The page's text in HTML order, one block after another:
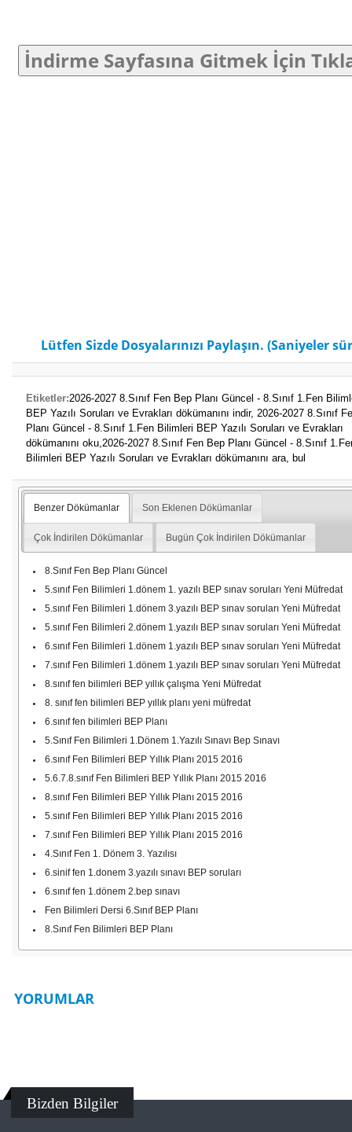
Lütfen Sizde Dosyalarınızı Paylaşın. (Saniyeler
Etiketler:2026-2027 8.Sınıf Fen Bep Planı Güncel - 8.Sınıf 1.Fen
BEP Yazılı Soruları ve Evrakları dökümanını indir, 2026-2027 8.Sınıf
Planı Güncel - 8.Sınıf 1.Fen Bilimleri BEP Yazılı Soruları ve Evrakları
dökümanını oku,2026-2027 8.Sınıf Fen Bep Planı Güncel - 8.Sınıf
Bilimleri BEP Yazılı Soruları ve Evrakları dökümanını ara, bul
Benzer Dökümanlar Son Eklenen Dökümanlar
Çok İndirilen Dökümanlar Bugün Çok İndirilen Dökümanlar
8.Sınıf Fen Bep Planı Güncel
5.sınıf Fen Bilimleri 1.dönem 1. yazılı BEP sınav soruları Yeni Müfredat
5.sınıf Fen Bilimleri 1.dönem 3.yazılı BEP sınav soruları Yeni Müfredat
5.sınıf Fen Bilimleri 2.dönem 1.yazılı BEP sınav soruları Yeni Müfredat
6.sınıf Fen Bilimleri 1.dönem 1.yazılı BEP sınav soruları Yeni Müfredat
7.sınıf Fen Bilimleri 1.dönem 1.yazılı BEP sınav soruları Yeni Müfredat
8.sınıf fen bilimleri BEP yıllık çalışma Yeni Müfredat
8. sınıf fen bilimleri BEP yıllık planı yeni müfredat
6.sınıf fen bilimleri BEP Planı
5.Sınıf Fen Bilimleri 1.Dönem 1.Yazılı Sınavı Bep Sınavı
6.sınıf Fen Bilimleri BEP Yıllık Planı 2015 2016
5.6.7.8.sınıf Fen Bilimleri BEP Yıllık Planı 2015 2016
8.sınıf Fen Bilimleri BEP Yıllık Planı 2015 2016
5.sınıf Fen Bilimleri BEP Yıllık Planı 2015 2016
7.sınıf Fen Bilimleri BEP Yıllık Planı 2015 2016
4.Sınıf Fen 1. Dönem 3. Yazılısı
6.sinif fen 1.donem 3.yazılı sınavı BEP soruları
6.sınıf fen 1.dönem 2.bep sınavı
Fen Bilimleri Dersi 6.Sınıf BEP Planı
8.Sınıf Fen Bilimleri BEP Planı
YORUMLAR
Bizden Bilgiler